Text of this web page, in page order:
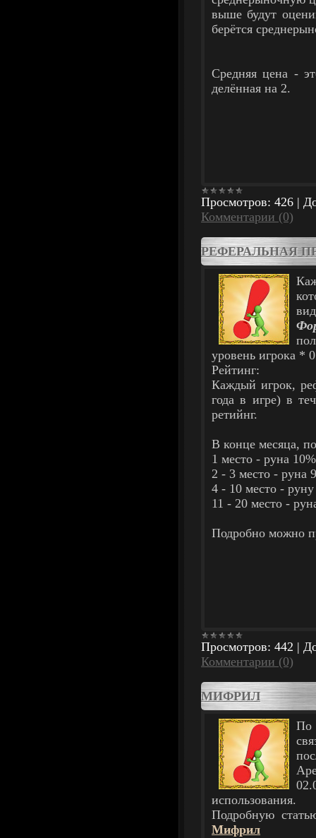
выше будут
берётся
Средняя цена -
делённая на 2.
Просмотров: 426 |
Комментарии (0)
РЕФЕРАЛЬНАЯ
уровень игрока *
Рейтинг:
Каждый игрок,
года в игре) в
ретийнг.
В конце месяца,
1 место - руна
2 - 3 место - руна
4 - 10 место -
11 - 20 место -
Подробно можно
Просмотров: 442 |
Комментарии (0)
МИФРИЛ
По
использования.
Подробную
Мифрил